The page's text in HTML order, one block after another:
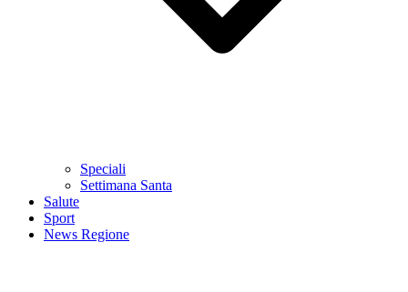
Speciali
Settimana Santa
Salute
Sport
News Regione